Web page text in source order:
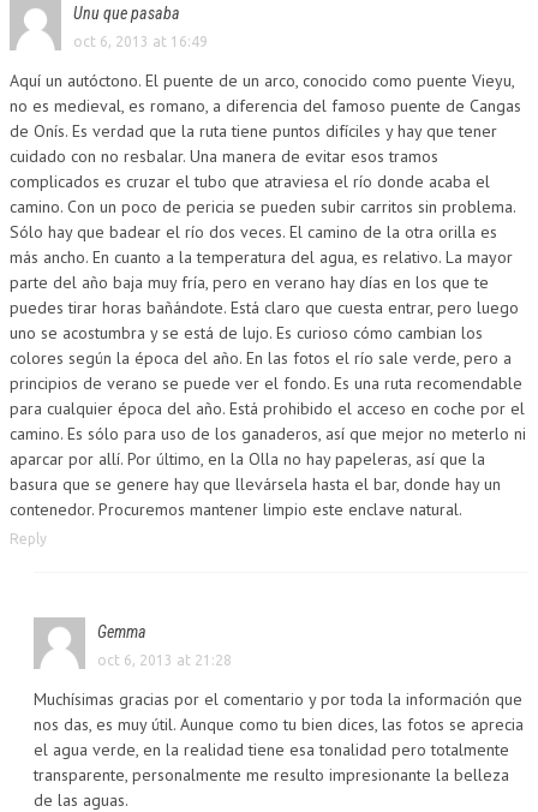
Unu que pasaba
oct 6, 2013 at 16:49
Aquí un autóctono. El puente de un arco, conocido como puente Vieyu,
no es medieval, es romano, a diferencia del famoso puente de Cangas
de Onís. Es verdad que la ruta tiene puntos difíciles y hay que tener
cuidado con no resbalar. Una manera de evitar esos tramos
complicados es cruzar el tubo que atraviesa el río donde acaba el
camino. Con un poco de pericia se pueden subir carritos sin problema.
Sólo hay que badear el río dos veces. El camino de la otra orilla es
más ancho. En cuanto a la temperatura del agua, es relativo. La mayor
parte del año baja muy fría, pero en verano hay días en los que te
puedes tirar horas bañándote. Está claro que cuesta entrar, pero luego
uno se acostumbra y se está de lujo. Es curioso cómo cambian los
colores según la época del año. En las fotos el río sale verde, pero a
principios de verano se puede ver el fondo. Es una ruta recomendable
para cualquier época del año. Está prohibido el acceso en coche por el
camino. Es sólo para uso de los ganaderos, así que mejor no meterlo ni
aparcar por allí. Por último, en la Olla no hay papeleras, así que la
basura que se genere hay que llevársela hasta el bar, donde hay un
contenedor. Procuremos mantener limpio este enclave natural.
Reply
Gemma
oct 6, 2013 at 21:28
Muchísimas gracias por el comentario y por toda la información que
nos das, es muy útil. Aunque como tu bien dices, las fotos se aprecia
el agua verde, en la realidad tiene esa tonalidad pero totalmente
transparente, personalmente me resulto impresionante la belleza
de las aguas.